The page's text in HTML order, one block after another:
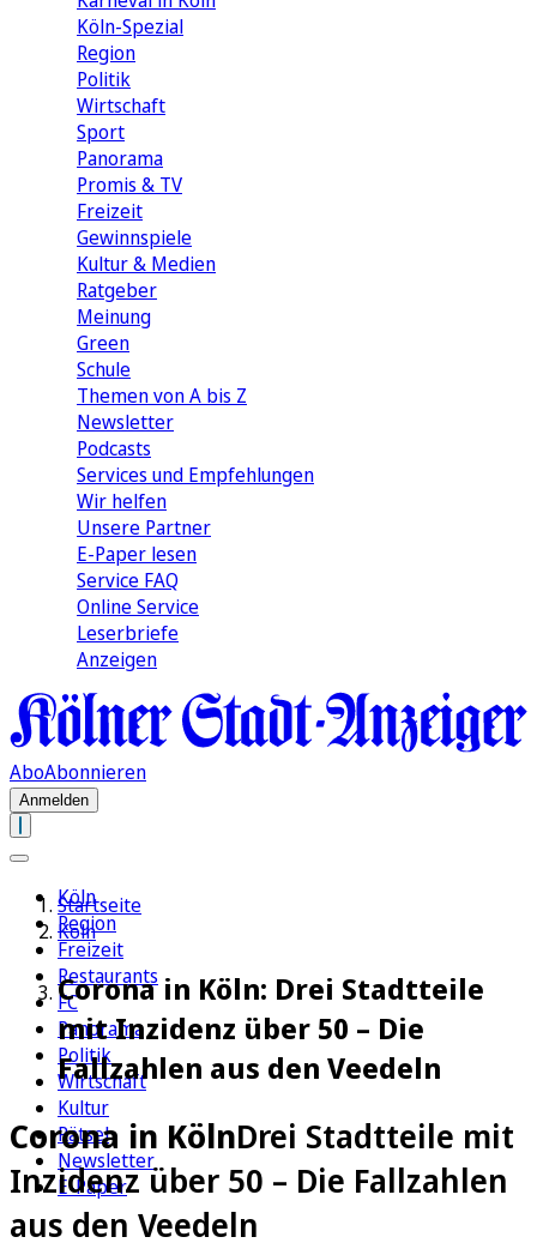
Köln-Spezial
Region
Politik
Wirtschaft
Sport
Panorama
Promis & TV
Freizeit
Gewinnspiele
Kultur & Medien
Ratgeber
Meinung
Green
Schule
Themen von A bis Z
Newsletter
Podcasts
Services und Empfehlungen
Wir helfen
Unsere Partner
E-Paper lesen
Service FAQ
Online Service
Leserbriefe
Anzeigen
AboAbonnieren
Anmelden
Köln
Region
Freizeit
Restaurants
FC
Panorama
Politik
Wirtschaft
Kultur
Rätsel
Newsletter
E-Paper
Startseite
Köln
Corona in Köln: Drei Stadtteile
mit Inzidenz über 50 – Die
Fallzahlen aus den Veedeln
Corona in KölnDrei Stadtteile mit
Inzidenz über 50 – Die Fallzahlen
aus den Veedeln